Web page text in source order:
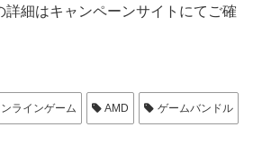
細はキャンペーンサイトにてご確
ラインゲーム AMD ゲームバンドル